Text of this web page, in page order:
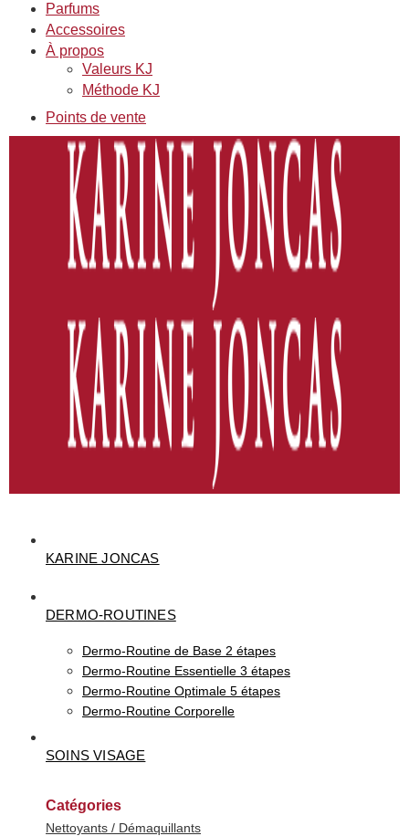
Parfums
Accessoires
À propos
Valeurs KJ
Méthode KJ
Points de vente
KARINE JONCAS
DERMO-ROUTINES
Dermo-Routine de Base 2 étapes
Dermo-Routine Essentielle 3 étapes
Dermo-Routine Optimale 5 étapes
Dermo-Routine Corporelle
SOINS VISAGE
Catégories
Nettoyants / Démaquillants